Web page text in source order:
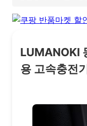
LUMANOKI
용 고속충전